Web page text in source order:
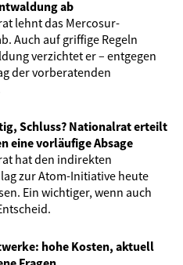
ab
lehnt das Mercosur-
Auch auf griffige Regeln
verzichtet er – entgegen
der vorberatenden
Schluss? Nationalrat erteilt
eine vorläufige Absage
hat den indirekten
zur Atom-Initiative heute
Ein wichtiger, wenn auch
hohe Kosten, aktuell